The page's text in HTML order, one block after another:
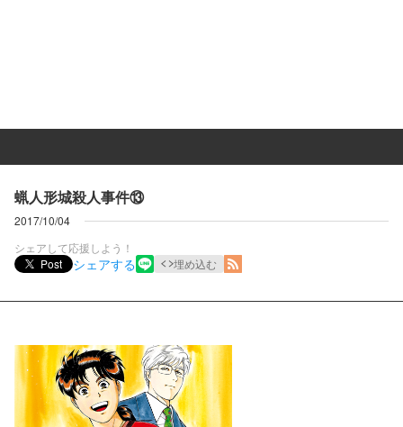
蝋人形城殺人事件⑬
2017/10/04
シェアして応援しよう！
Post
シェアする 埋め込む